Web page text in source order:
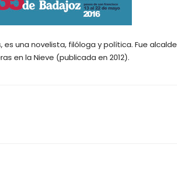
Badajoz
una novelista, filóloga y política. Fue
en la Nieve (publicada en 2012).